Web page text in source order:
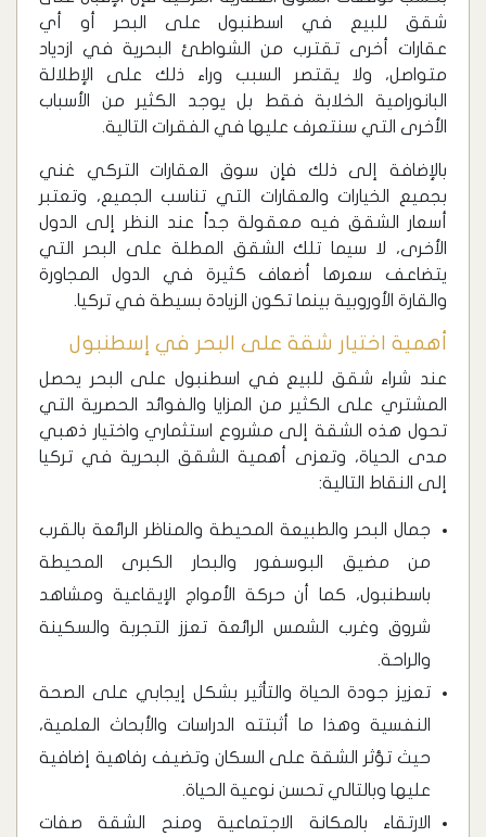
شقق للبيع في اسطنبول على البحر أو أي
عقارات أخرى تقترب من الشواطئ البحرية في ازدياد
متواصل، ولا يقتصر السبب وراء ذلك على الإطلالة
البانورامية الخلابة فقط بل يوجد الكثير من الأسباب
الأخرى التي سنتعرف عليها في الفقرات التالية.
بالإضافة إلى ذلك فإن سوق العقارات التركي غني
بجميع الخيارات والعقارات التي تناسب الجميع، وتعتبر
أسعار الشقق فيه معقولة جداً عند النظر إلى الدول
الأخرى، لا سيما تلك الشقق المطلة على البحر التي
يتضاعف سعرها أضعاف كثيرة في الدول المجاورة
والقارة الأوروبية بينما تكون الزيادة بسيطة في تركيا.
أهمية اختيار شقة على البحر في إسطنبول
عند شراء شقق للبيع في اسطنبول على البحر يحصل
المشتري على الكثير من المزايا والفوائد الحصرية التي
تحول هذه الشقة إلى مشروع استثماري واختيار ذهبي
مدى الحياة، وتعزى أهمية الشقق البحرية في تركيا
إلى النقاط التالية:
جمال البحر والطبيعة المحيطة والمناظر الرائعة بالقرب
من مضيق البوسفور والبحار الكبرى المحيطة
باسطنبول، كما أن حركة الأمواج الإيقاعية ومشاهد
شروق وغرب الشمس الرائعة تعزز التجربة والسكينة
والراحة.
تعزيز جودة الحياة والتأثير بشكل إيجابي على الصحة
النفسية وهذا ما أثبتته الدراسات والأبحاث العلمية،
حيث تؤثر الشقة على السكان وتضيف رفاهية إضافية
عليها وبالتالي تحسن نوعية الحياة.
الارتقاء بالمكانة الاجتماعية ومنح الشقة صفات